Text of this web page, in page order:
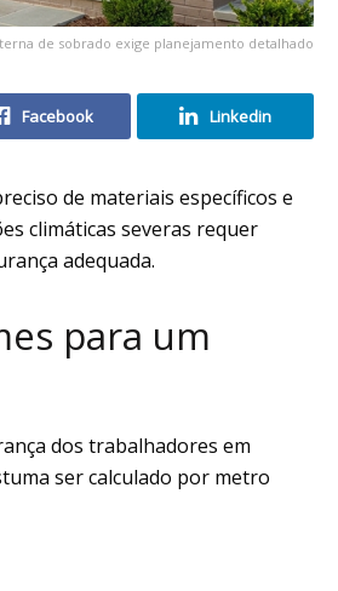
de sobrado exige planejamento detalhado
Facebook Linkedin
de materiais específicos e
climáticas severas requer
adequada.
para um
dos trabalhadores em
ser calculado por metro